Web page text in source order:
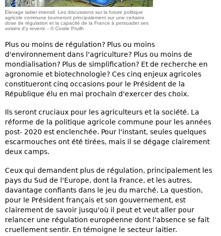
Elevage laitier intensif. Les discussions sur la future politique
agricole commune tourneront principalement sur une certaine
dose de régulation et la capacité de la France à persuader ses
voisins d’y revenir. - © Costie Pruilh
Plus ou moins de régulation? Plus ou moins
d'environnement dans l'agriculture? Plus ou moins de
mondialisation? Plus de simplification? Et de recherche en
agronomie et biotechnologie? Ces cinq enjeux agricoles
constitueront cinq occasions pour le Président de la
République élu en mai prochain d'exercer des choix.
Ils seront cruciaux pour les agriculteurs et la société. La
réforme de la politique agricole commune pour les années
post- 2020 est enclenchée. Pour l'instant, seules quelques
escarmouches ont été tirées, mais il se dégage clairement
deux camps.
Ceux qui demandent plus de régulation, principalement les
pays du Sud de l'Europe, dont la France, et les autres,
davantage confiants dans le jeu du marché. La question,
pour le Président français et son gouvernement, est
clairement de savoir jusqu'où il peut et veut aller pour
relancer une régulation européenne dont l'absence se fait
cruellement sentir. En témoigne le secteur laitier.